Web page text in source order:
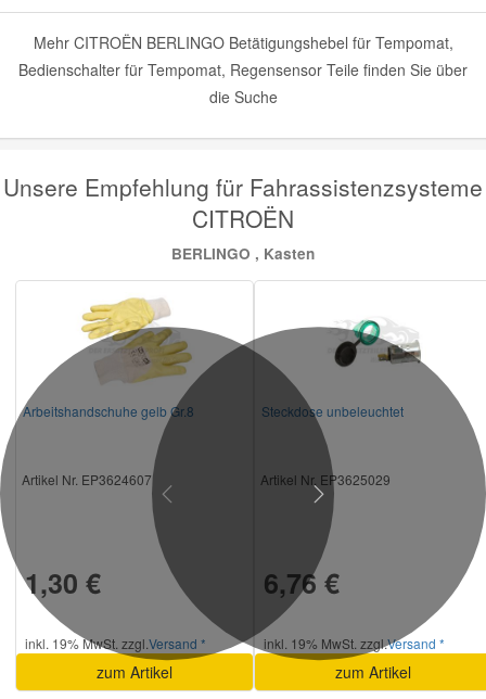
Mehr CITROËN BERLINGO Betätigungshebel für Tempomat,
Bedienschalter für Tempomat, Regensensor Teile finden Sie über
die Suche
Unsere Empfehlung für Fahrassistenzsysteme
CITROËN
BERLINGO , Kasten
Arbeitshandschuhe gelb Gr.8
Artikel Nr. EP3624607
1,30 €
inkl. 19% MwSt. zzgl. Versand *
zum Artikel
Steckdose unbeleuchtet
Artikel Nr. EP3625029
6,76 €
inkl. 19% MwSt. zzgl.Versand *
zum Artikel
Previous Next